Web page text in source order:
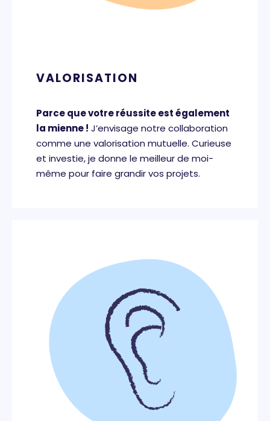
VALORISATION
Parce que votre réussite est également
la mienne ! J’envisage notre collaboration
comme une valorisation mutuelle. Curieuse
et investie, je donne le meilleur de moi-
même pour faire grandir vos projets.